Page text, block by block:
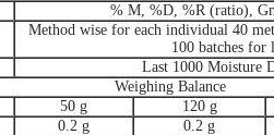
% M, %D, %R (ratio),
Method wise for each individual 40
100 batches for
Last 1000 Moisture
Weighing Balance
50 g
120 g
0.2 g
0.2 g